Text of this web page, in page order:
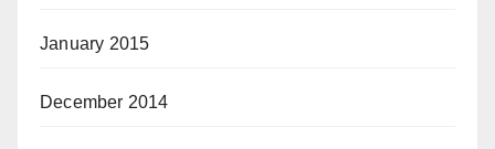
January 2015
December 2014